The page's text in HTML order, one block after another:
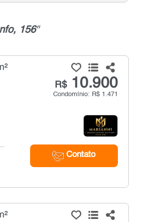
156"
R$10.900
Condomínio: R$ 1.471
Contato